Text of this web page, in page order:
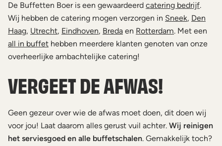
De Buffetten Boer is een gewaardeerd catering bedrijf.
Wij hebben de catering mogen verzorgen in Sneek, Den
Haag, Utrecht, Eindhoven, Breda en Rotterdam. Met een
all in buffet hebben meerdere klanten genoten van onze
overheerlijke ambachtelijke catering!
VERGEET DE AFWAS!
Geen gezeur over wie de afwas moet doen, dit doen wij
voor jou! Laat daarom alles gerust vuil achter. Wij reinigen
het serviesgoed en alle buffetschalen. Gemakkelijk toch?